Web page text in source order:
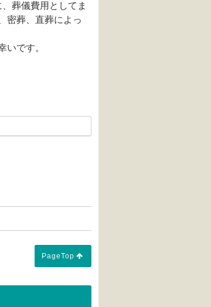
葬儀費用としてま
密葬、直葬によっ
いです。
PageTop